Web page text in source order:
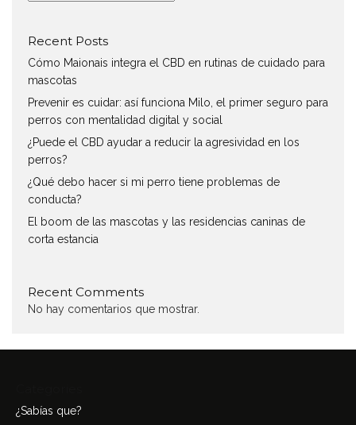
Recent Posts
Cómo Maionais integra el CBD en rutinas de cuidado para
mascotas
Prevenir es cuidar: así funciona Milo, el primer seguro para
perros con mentalidad digital y social
¿Puede el CBD ayudar a reducir la agresividad en los
perros?
¿Qué debo hacer si mi perro tiene problemas de
conducta?
El boom de las mascotas y las residencias caninas de
corta estancia
Recent Comments
No hay comentarios que mostrar.
¿Sabías que?